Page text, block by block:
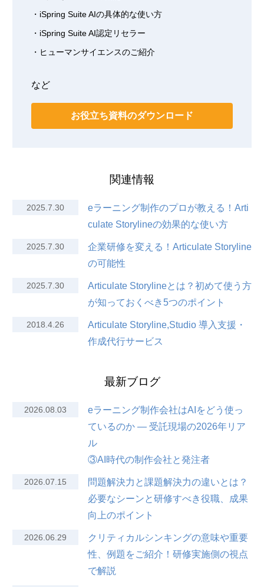
iSpring Suite AIの具体的な使い方
iSpring Suite AI認定リセラー
ヒューマンサイエンスのご紹介
など
お役立ち資料のダウンロード
関連情報
2025.7.30
eラーニング制作のプロが教える！Arti
culate Storylineの効果的な使い方
2025.7.30
企業研修を変える！Articulate Storyline
の可能性
2025.7.30
Articulate Storylineとは？初めて使う方
が知っておくべき5つのポイント
2018.4.26
Articulate Storyline,Studio 導入支援・
作成代行サービス
最新ブログ
2026.08.03
eラーニング制作会社はAIをどう使っ
ているのか — 受託現場の2026年リア
ル
③AI時代の制作会社と発注者
2026.07.15
問題解決力と課題解決力の違いとは？
必要なシーンと研修すべき役職、成果
向上のポイント
2026.06.29
クリティカルシンキングの意味や重要
性、例題をご紹介！研修実施側の視点
で解説